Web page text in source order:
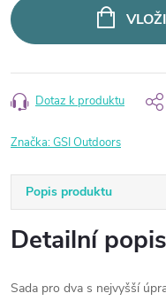
cena:
Dotaz k produktu
Značka:GSI Outdoors
Popis produktu
Detailní
Sada pro dva s nejvyšší